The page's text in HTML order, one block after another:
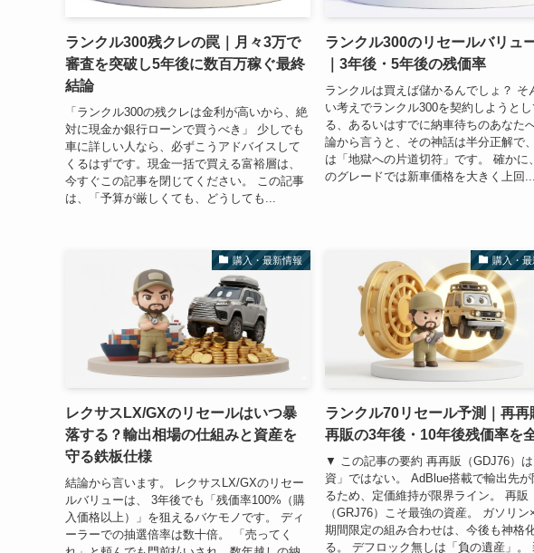
ランクル300残クレの罠｜月々3万で
審査を突破し5年後に数百万稼ぐ最終
結論
「ランクル300の残クレは金利が高いから、絶
対に現金か銀行ローンで買うべき」 少しでも
車に詳しい人なら、必ずこうアドバイスして
くるはずです。現金一括で買える富裕層は、
今すぐこの記事を閉じてください。 この記事
は、「予算が厳しくても、どうしても...
ランクル300のリセールバリュ
｜3年後・5年後の残価率
ランクルは買えば儲かるんでしょ？ そ
い考えでランクル300を契約しようと
る、あるいはすでに納車待ちのあなた
論から言うと、その神話は半分正解で
は「地獄への片道切符」です。 確かに
のグレードでは新車価格を大きく上回...
購入・最新情報
レクサスLX/GXのリセールはいつ暴
落する？輸出相場の仕組みと資産を
守る鉄板仕様
結論から言います。 レクサスLX/GXのリセー
ルバリューは、 3年後でも「残価率100%（購
入価格以上）」を狙えるバケモノです。 ディ
ーラーでの抽選倍率は数十倍。 「売ってく
購入・
ランクル70リセール予測｜再再
再販の3年後・10年後残価率を
▼ この記事の要約 再再販（GDJ76）
資」ではない。 AdBlue搭載で輸出先が
るため、定価維持が限界ライン。 再販
（GRJ76）こそ最強の資産。 ガソリン
期間限定の組み合わせは、今後も神格
る。 デフロック無しは「負の遺産」。